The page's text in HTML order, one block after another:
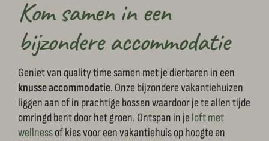
Kom samen in een
bijzondere accommodatie
Geniet van quality time samen met je dierbaren in een
knusse accommodatie. Onze bijzondere vakantiehuizen
liggen aan of in prachtige bossen waardoor je te allen tijde
omringd bent door het groen. Ontspan in je loft met
wellnessof kies voor een vakantiehuis op hoogte en